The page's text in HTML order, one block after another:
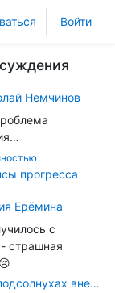
Войти
Немчинов
в
с
надо будет
чтобы
дыры. И
прогресса
Ерёмина
с
страшная
Селфи в подсолнухах вне закона: За проникновение на сельхозземли без разрешения хотят штрафовать